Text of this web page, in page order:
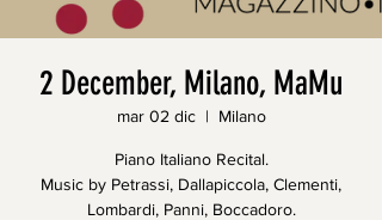
2 December, Milano, MaMu
mar 02 dic
  |
Milano
Piano Italiano Recital.
Music by Petrassi, Dallapiccola, Clementi,
Lombardi, Panni, Boccadoro.